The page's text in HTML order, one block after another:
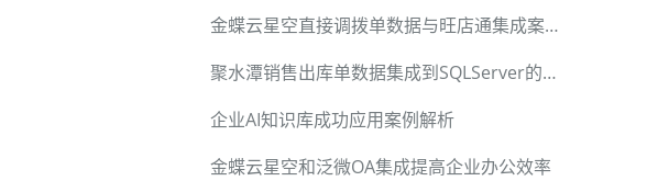
金蝶云星空直接调拨单数据与旺店通集成案例详解
聚水潭销售出库单数据集成到SQLServer的技术详解
企业AI知识库成功应用案例解析
金蝶云星空和泛微OA集成提高企业办公效率